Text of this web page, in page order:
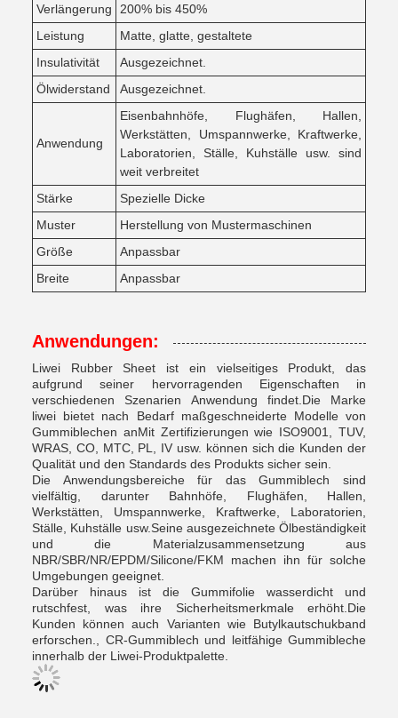
Verlängerung
200% bis 450%
Leistung
Matte, glatte, gestaltete
Insulativität
Ausgezeichnet.
Ölwiderstand
Ausgezeichnet.
Anwendung
Eisenbahnhöfe, Flughäfen, Hallen,
Werkstätten, Umspannwerke, Kraftwerke,
Laboratorien, Ställe, Kuhställe usw. sind
weit verbreitet
Stärke
Spezielle Dicke
Muster
Herstellung von Mustermaschinen
Größe
Anpassbar
Breite
Anpassbar
Anwendungen:
Liwei Rubber Sheet ist ein vielseitiges Produkt, das
aufgrund seiner hervorragenden Eigenschaften in
verschiedenen Szenarien Anwendung findet.Die Marke
liwei bietet nach Bedarf maßgeschneiderte Modelle von
Gummiblechen anMit Zertifizierungen wie ISO9001, TUV,
WRAS, CO, MTC, PL, IV usw. können sich die Kunden der
Qualität und den Standards des Produkts sicher sein.
Die Anwendungsbereiche für das Gummiblech sind
vielfältig, darunter Bahnhöfe, Flughäfen, Hallen,
Werkstätten, Umspannwerke, Kraftwerke, Laboratorien,
Ställe, Kuhställe usw.Seine ausgezeichnete Ölbeständigkeit
und die Materialzusammensetzung aus
NBR/SBR/NR/EPDM/Silicone/FKM machen ihn für solche
Umgebungen geeignet.
Darüber hinaus ist die Gummifolie wasserdicht und
rutschfest, was ihre Sicherheitsmerkmale erhöht.Die
Kunden können auch Varianten wie Butylkautschukband
erforschen., CR-Gummiblech und leitfähige Gummibleche
innerhalb der Liwei-Produktpalette.